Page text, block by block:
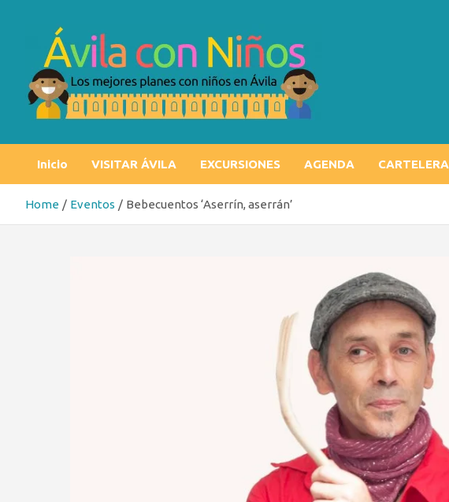
Inicio VISITAR ÁVILA EXCURSIONES AGENDA CARTELERA
Home Eventos Bebecuentos ‘Aserrín, aserrán’